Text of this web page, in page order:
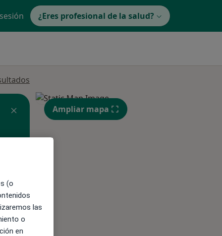
¿Eres profesional de la salud?
Ampliar mapa
(o
las
o
en